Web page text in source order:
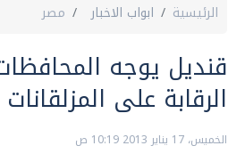
الرئيسية ابواب الاخبار مصر
قنديل يوجه
الرقابة على المزلقانات
الخميس، 17 يناير 2013 10:19 ص